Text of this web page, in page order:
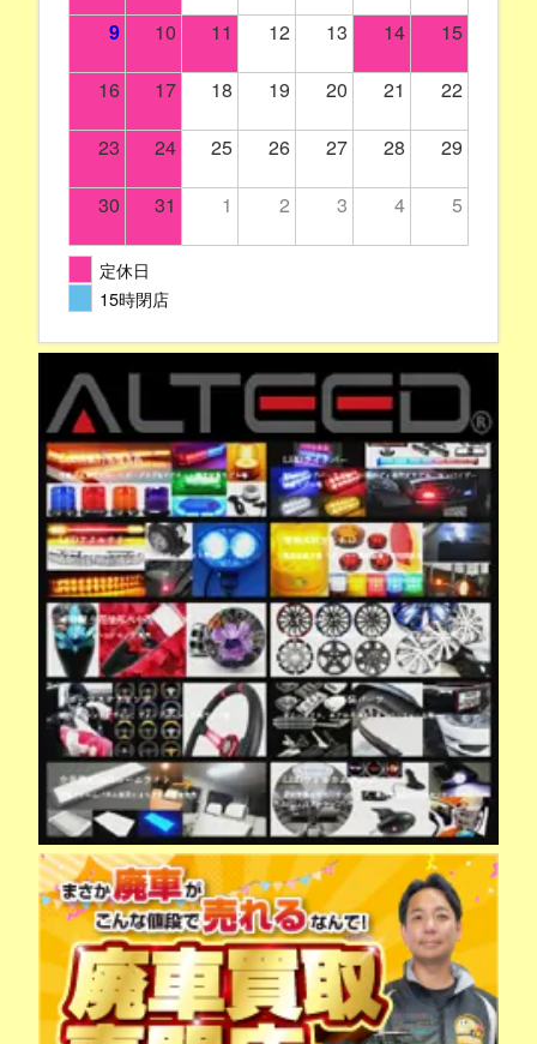
9 10 11 12 13 14 15
16 17 18 19 20 21 22
23 24 25 26 27 28 29
30 31 1 2 3 4 5
定休日
15時閉店